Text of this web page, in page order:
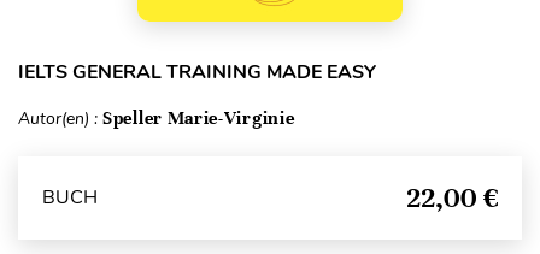
IELTS GENERAL TRAINING MADE EASY
Autor(en) : Speller Marie-Virginie
BUCH 22,00 €